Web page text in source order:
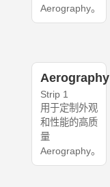
Aerography。
Aerography
Strip 1
用于定制外观
和性能的高质
量
Aerography。